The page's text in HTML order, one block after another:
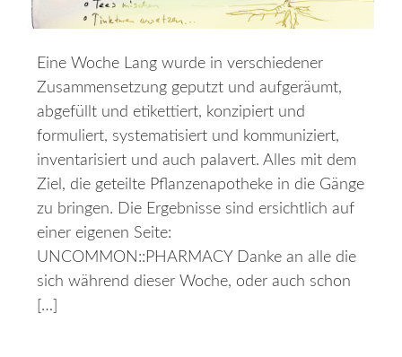
Eine Woche Lang wurde in verschiedener
Zusammensetzung geputzt und aufgeräumt,
abgefüllt und etikettiert, konzipiert und
formuliert, systematisiert und kommuniziert,
inventarisiert und auch palavert. Alles mit dem
Ziel, die geteilte Pflanzenapotheke in die Gänge
zu bringen. Die Ergebnisse sind ersichtlich auf
einer eigenen Seite:
UNCOMMON::PHARMACY Danke an alle die
sich während dieser Woche, oder auch schon
[…]